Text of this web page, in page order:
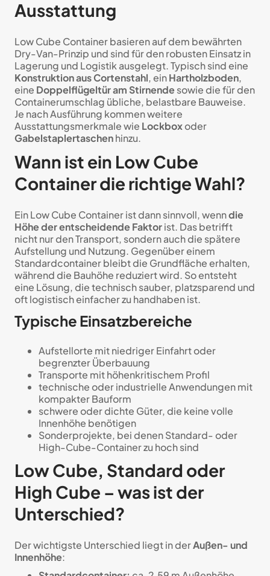
Ausstattung
Low Cube Container basieren auf dem bewährten
Dry-Van-Prinzip und sind für den robusten Einsatz in
Lagerung und Logistik ausgelegt. Typisch sind eine
Konstruktion aus Cortenstahl, einHartholzboden,
eine Doppelflügeltür am Stirnendesowie die für den
Containerumschlag übliche, belastbare Bauweise.
Je nach Ausführung kommen weitere
Ausstattungsmerkmale wie Lockboxoder
Gabelstaplertaschenhinzu.
Wann ist ein Low Cube
Container die richtige Wahl?
Ein Low Cube Container ist dann sinnvoll, wenndie
Höhe der entscheidende Faktorist. Das betrifft
nicht nur den Transport, sondern auch die spätere
Aufstellung und Nutzung. Gegenüber einem
Standardcontainer bleibt die Grundfläche erhalten,
während die Bauhöhe reduziert wird. So entsteht
eine Lösung, die technisch sauber, platzsparend und
oft logistisch einfacher zu handhaben ist.
Typische Einsatzbereiche
Aufstellorte mit niedriger Einfahrt oder
begrenzter Überbauung
Transporte mit höhenkritischem Profil
technische oder industrielle Anwendungen mit
kompakter Bauform
schwere oder dichte Güter, die keine volle
Innenhöhe benötigen
Sonderprojekte, bei denen Standard- oder
High-Cube-Container zu hoch sind
Low Cube, Standard oder
High Cube – was ist der
Unterschied?
Der wichtigste Unterschied liegt in derAußen- und
Innenhöhe: